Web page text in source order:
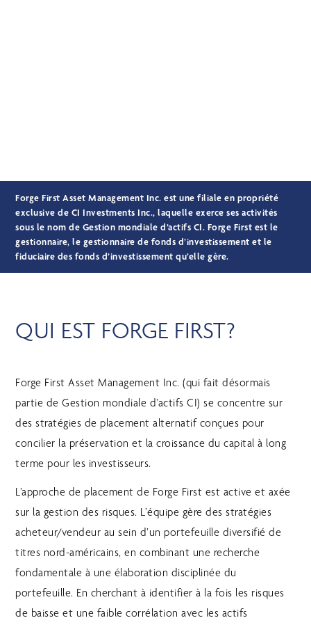
Forge First Asset Management Inc. est une filiale en propriété
exclusive de CI Investments Inc., laquelle exerce ses activités
sous le nom de Gestion mondiale d’actifs CI. Forge First est le
gestionnaire, le gestionnaire de fonds d’investissement et le
fiduciaire des fonds d’investissement qu’elle gère.
QUI EST FORGE FIRST?
Forge First Asset Management Inc. (qui fait désormais
partie de Gestion mondiale d’actifs CI) se concentre sur
des stratégies de placement alternatif conçues pour
concilier la préservation et la croissance du capital à long
terme pour les investisseurs.
L’approche de placement de Forge First est active et axée
sur la gestion des risques. L’équipe gère des stratégies
acheteur/vendeur au sein d’un portefeuille diversifié de
titres nord-américains, en combinant une recherche
fondamentale à une élaboration disciplinée du
portefeuille. En cherchant à identifier à la fois les risques
de baisse et une faible corrélation avec les actifs